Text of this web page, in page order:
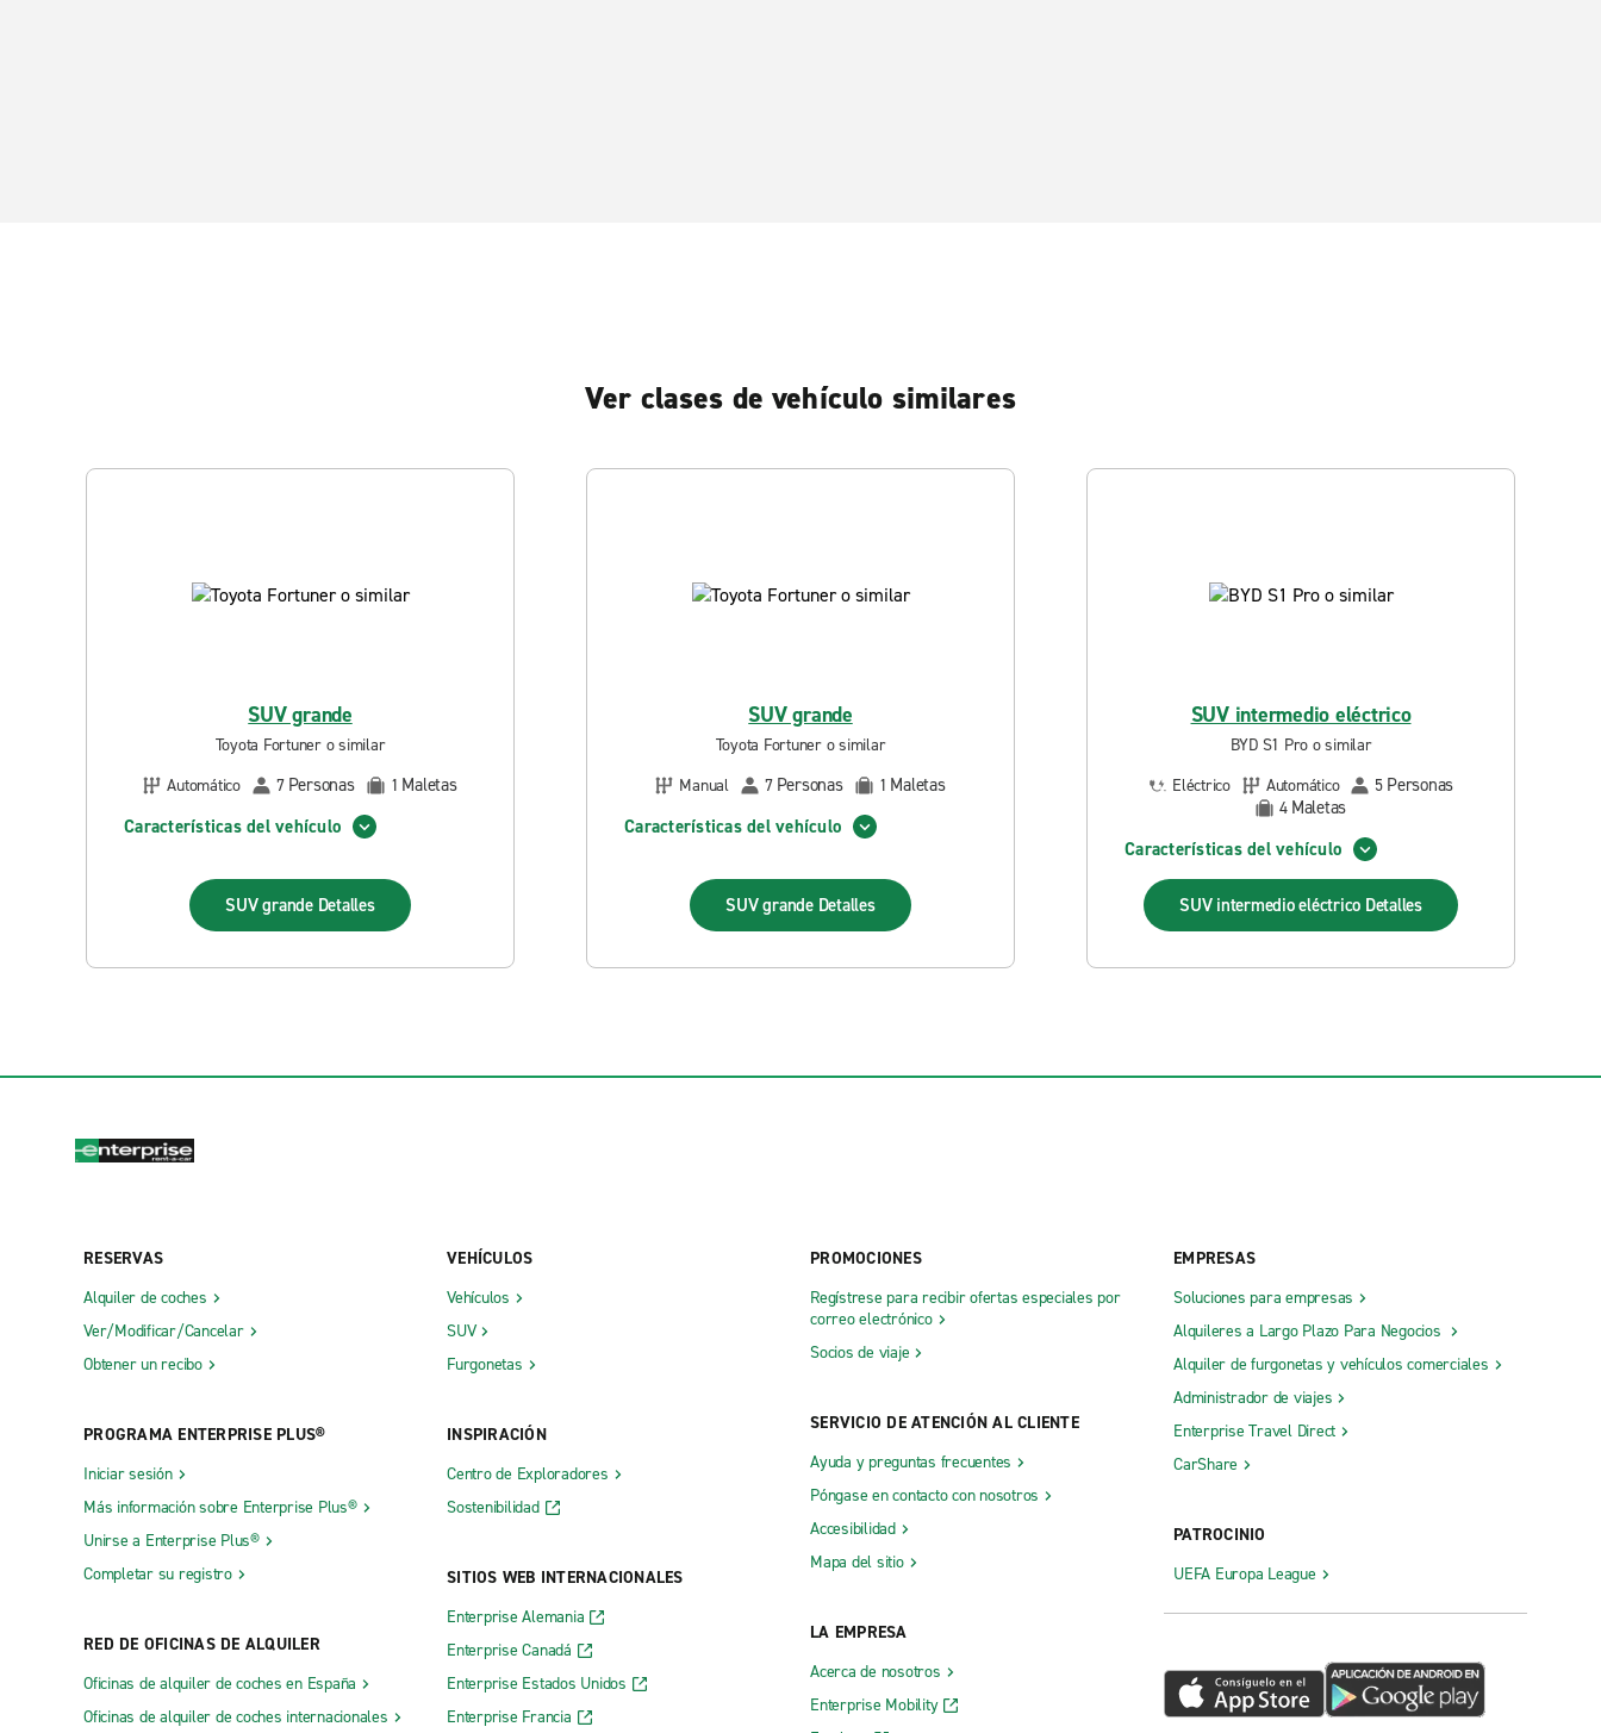
Ver clases de vehículo similares
SUV grande
Toyota Fortuner o similar
Automático
7 Personas 1 Maletas
Características del vehículo
SUV grande Detalles
SUV grande
Toyota Fortuner o similar
Manual
7 Personas 1 Maletas
Características del vehículo
SUV grande Detalles
SUV intermedio eléctrico
BYD S1 Pro o similar
Eléctrico
Automático 5 Personas
4 Maletas
Características del vehículo
SUV intermedio eléctrico Detalles
RESERVAS
Alquiler de coches
Ver/Modificar/Cancelar
Obtener un recibo
PROGRAMA ENTERPRISE PLUS®
Iniciar sesión
Más información sobre Enterprise Plus®
Unirse a Enterprise Plus®
Completar su registro
RED DE OFICINAS DE ALQUILER
Oficinas de alquiler de coches en España
Oficinas de alquiler de coches internacionales
VEHÍCULOS
Vehículos
SUV
Furgonetas
INSPIRACIÓN
Centro de Exploradores
Sostenibilidad
SITIOS WEB INTERNACIONALES
Enterprise Alemania
Enterprise Canadá
Enterprise Estados Unidos
Enterprise Francia
PROMOCIONES
Regístrese para recibir ofertas especiales por
correo electrónico
Socios de viaje
SERVICIO DE ATENCIÓN AL CLIENTE
Ayuda y preguntas frecuentes
Póngase en contacto con nosotros
Accesibilidad
Mapa del sitio
LA EMPRESA
Acerca de nosotros
Enterprise Mobility
EMPRESAS
Soluciones para empresas
Alquileres a Largo Plazo Para Negocios
Alquiler de furgonetas y vehículos comerciales
Administrador de viajes
Enterprise Travel Direct
CarShare
PATROCINIO
UEFA Europa League